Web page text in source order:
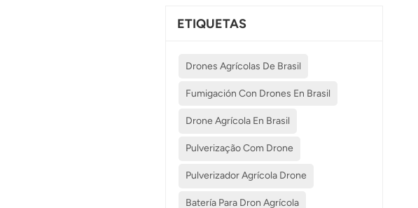
ETIQUETAS
Drones Agrícolas De Brasil
Fumigación Con Drones En Brasil
Drone Agrícola En Brasil
Pulverização Com Drone
Pulverizador Agrícola Drone
Batería Para Dron Agrícola